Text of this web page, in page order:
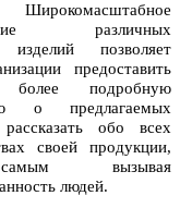
различных
изделий позволяет
предоставить
более подробную
о предлагаемых
обо всех
своей продукции,
вызывая
людей.